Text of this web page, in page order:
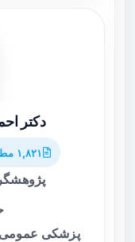
دکتر
۱,۸۲۱ مطلب
پزشکی